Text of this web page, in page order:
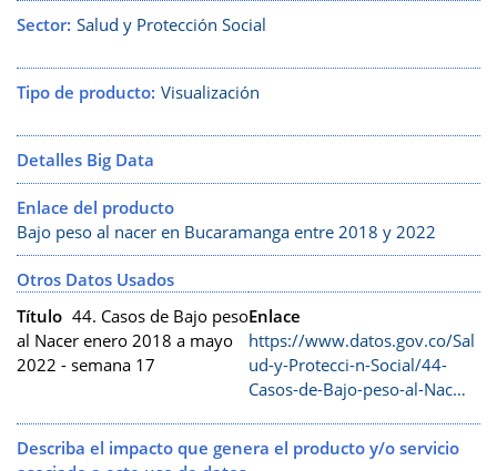
Sector Salud y Protección Social
Tipo de producto Visualización
Detalles Big Data
Enlace del producto
Bajo peso al nacer en Bucaramanga entre 2018 y 2022
Otros Datos Usados
Título 44. Casos de Bajo peso
al Nacer enero 2018 a mayo
2022 - semana 17
Enlace
https://www.datos.gov.co/Sal
ud-y-Protecci-n-Social/44-
Casos-de-Bajo-peso-al-Nac…
Describa el impacto que genera el producto y/o servicio